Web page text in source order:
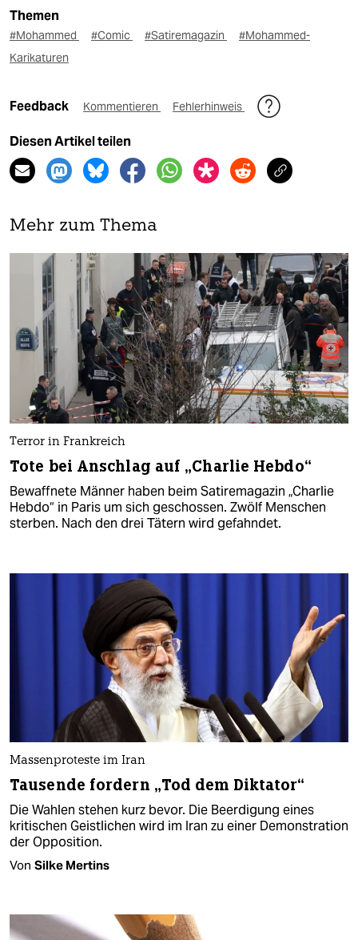
Themen
#Mohammed #Comic #Satiremagazin
#Mohammed-
Karikaturen
Feedback Kommentieren Fehlerhinweis
Diesen Artikel teilen
Mehr zum Thema
Terror in Frankreich
Tote bei Anschlag auf „Charlie Hebdo“
Bewaffnete Männer haben beim Satiremagazin „Charlie
Hebdo“ in Paris um sich geschossen. Zwölf Menschen
sterben. Nach den drei Tätern wird gefahndet.
Massenproteste im Iran
Tausende fordern „Tod dem Diktator“
Die Wahlen stehen kurz bevor. Die Beerdigung eines
kritischen Geistlichen wird im Iran zu einer Demonstration
der Opposition.
Von Silke Mertins